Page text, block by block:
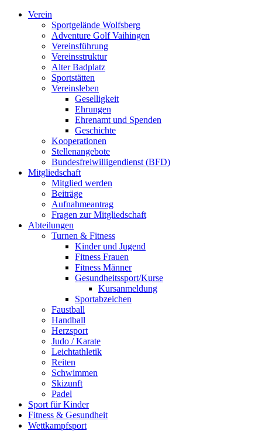
Verein
Sportgelände Wolfsberg
Adventure Golf Vaihingen
Vereinsführung
Vereinsstruktur
Alter Badplatz
Sportstätten
Vereinsleben
Geselligkeit
Ehrungen
Ehrenamt und Spenden
Geschichte
Kooperationen
Stellenangebote
Bundesfreiwilligendienst (BFD)
Mitgliedschaft
Mitglied werden
Beiträge
Aufnahmeantrag
Fragen zur Mitgliedschaft
Abteilungen
Turnen & Fitness
Kinder und Jugend
Fitness Frauen
Fitness Männer
Gesundheitssport/Kurse
Kursanmeldung
Sportabzeichen
Faustball
Handball
Herzsport
Judo / Karate
Leichtathletik
Reiten
Schwimmen
Skizunft
Padel
Sport für Kinder
Fitness & Gesundheit
Wettkampfsport